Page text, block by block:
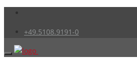
+49.5108.9191-0